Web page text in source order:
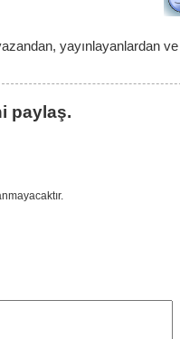
yayınlayanlardan ve
paylaş.